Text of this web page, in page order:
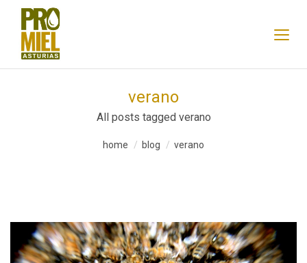
verano
All posts tagged verano
home blog verano